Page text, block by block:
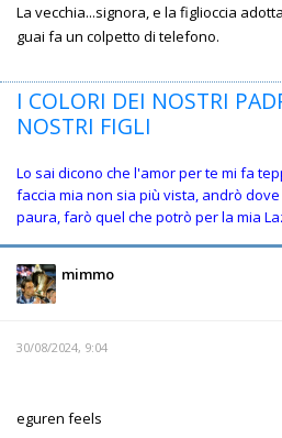
La vecchia...signora, e la figlioccia
guai fa un colpetto di telefono.
I COLORI DEI NOSTRI
NOSTRI FIGLI
Lo sai dicono che l'amor per te mi fa
faccia mia non sia più vista, andrò
paura, farò quel che potrò per la mia
mimmo
30/08/2024, 9:04
eguren feels